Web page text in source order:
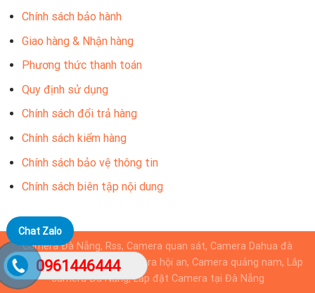
Chính sách bảo hành
Giao hàng & Nhận hàng
Phương thức thanh toán
Quy định sử dụng
Chính sách đổi trả hàng
Chính sách kiểm hàng
Chính sách bảo vệ thông tin
Chính sách biên tập nội dung
Camera Đà Nẵng, Rss, Camera quan sát, Camera Dahua đà
nẵng, Camera KBvision, camera hội an, Camera quảng nam, Lắp
camera Đà Nẵng, Lắp đặt Camera tại Đà Nẵng
Chat Zalo
0961446444